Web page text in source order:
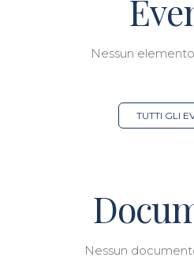
Nessun
TUTTI GLI
Nessun